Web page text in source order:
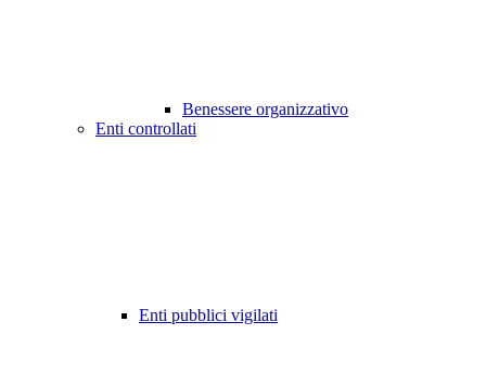
Benessere organizzativo
Enti controllati
Enti pubblici vigilati